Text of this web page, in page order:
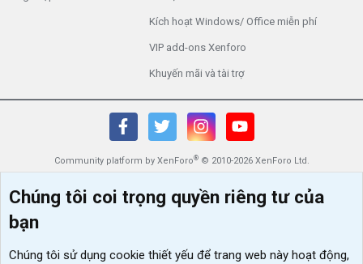
Kích hoạt Windows/ Office miễn phí
VIP add-ons Xenforo
Khuyến mãi và tài trợ
Community platform by XenForo® © 2010-2026 XenForo Ltd.
Chúng tôi coi trọng quyền riêng tư của
bạn
Chúng tôi sử dụng cookie thiết yếu để trang web này hoạt động,